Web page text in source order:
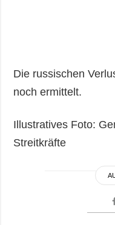
Die russischen
noch ermittelt.
Illustratives Foto:
Streitkräfte